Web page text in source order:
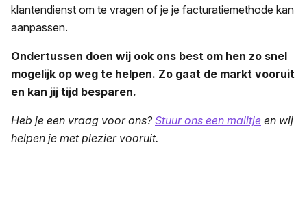
klantendienst om te vragen of je je facturatiemethode kan
aanpassen.
Ondertussen doen wij ook ons best om hen zo snel
mogelijk op weg te helpen. Zo gaat de markt vooruit
en kan jij tijd besparen.
Heb je een vraag voor ons?Stuur ons een mailtje en wij
helpen je met plezier vooruit.